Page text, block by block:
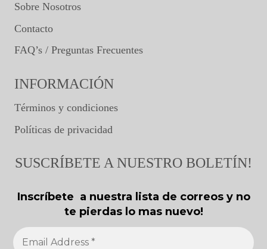
Sobre Nosotros
Contacto
FAQ’s / Preguntas Frecuentes
INFORMACIÓN
Términos y condiciones
Políticas de privacidad
SUSCRÍBETE A NUESTRO BOLETÍN!
Inscríbete a nuestra lista de correos y no
te pierdas lo mas nuevo!